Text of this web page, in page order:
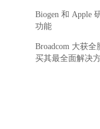
Biogen 和 Apple
功能
Broadcom 大获
买其最全面解决